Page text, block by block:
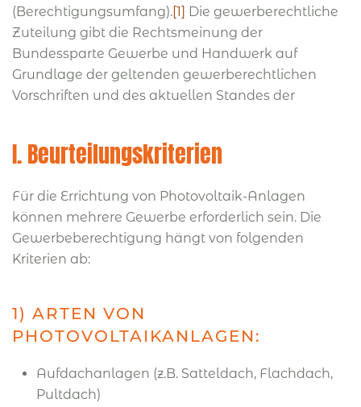
(Berechtigungsumfang).[1] Die gewerberechtliche
Zuteilung gibt die Rechtsmeinung der
Bundessparte Gewerbe und Handwerk auf
Grundlage der geltenden gewerberechtlichen
Vorschriften und des aktuellen Standes der
I. Beurteilungskriterien
Für die Errichtung von Photovoltaik-Anlagen
können mehrere Gewerbe erforderlich sein. Die
Gewerbeberechtigung hängt von folgenden
Kriterien ab:
1) ARTEN VON
PHOTOVOLTAIKANLAGEN:
Aufdachanlagen (z.B. Satteldach, Flachdach,
Pultdach)